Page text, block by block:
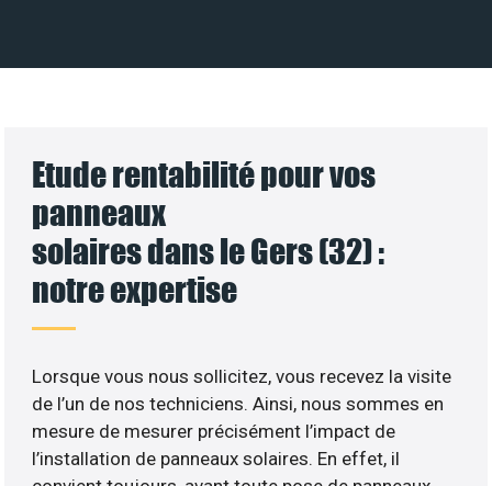
Etude rentabilité pour vos
panneaux
solaires dans le Gers (32) :
notre expertise
Lorsque vous nous sollicitez, vous recevez la visite
de l’un de nos techniciens. Ainsi, nous sommes en
mesure de mesurer précisément l’impact de
l’installation de panneaux solaires. En effet, il